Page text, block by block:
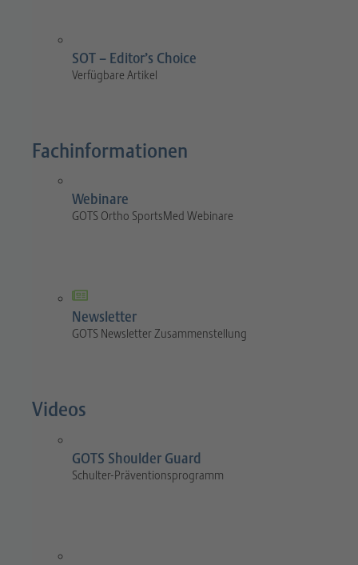
SOT – Editor’s Choice
Verfügbare Artikel
Fachinformationen
Webinare
GOTS Ortho SportsMed Webinare
Newsletter
GOTS Newsletter Zusammenstellung
Videos
GOTS Shoulder Guard
Schulter-Präventionsprogramm